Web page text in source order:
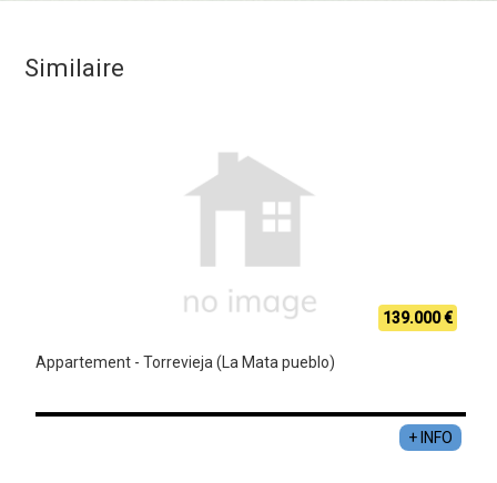
Similaire
139.000 €
Appartement - Torrevieja (La Mata pueblo)
+ INFO